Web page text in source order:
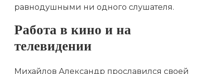
равнодушными ни одного слушателя.
Работа в кино и на
телевидении
Михайлов Александр прославился своей